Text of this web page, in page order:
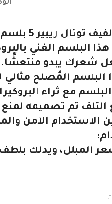
200 مل. هذا البلسم
شعرك يبدو منتعشًا.
البلسم المُصلح
البلسم مع ثراء
التلف تم تصميمه
الاستخدام الآمن
المبلل، ويدلك